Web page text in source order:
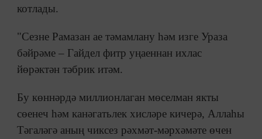
котлады.
"Сезне Рамазан ае тәмамлану һәм изге Ураза
бәйрәме – Гайдел фитр уңаеннан ихлас
йөрәктән тәбрик итәм.
Бу көннәрдә миллионлаган мөселман якты
сөенеч һәм канәгатьлек хисләре кичерә, Аллаһы
Тәгаләгә аның чиксез рәхмәт-мәрхәмәте өчен